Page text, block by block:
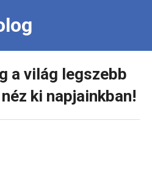
a világ legszebb
ki napjainkban!